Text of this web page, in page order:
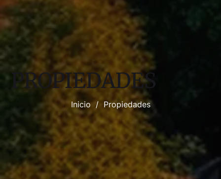
PROPIEDADES
Inicio / Propiedades